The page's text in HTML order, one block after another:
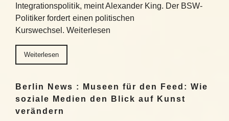
Integrationspolitik, meint Alexander King. Der BSW-
Politiker fordert einen politischen
Kurswechsel. Weiterlesen
Weiterlesen
Berlin News : Museen für den Feed: Wie
soziale Medien den Blick auf Kunst
verändern